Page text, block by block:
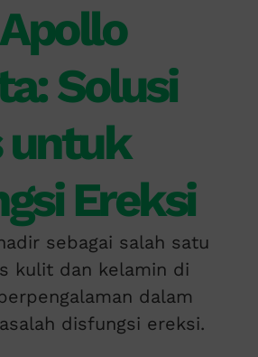
Solusi
untuk
Ereksi
sebagai salah satu
kulit dan kelamin di
dalam
disfungsi ereksi.